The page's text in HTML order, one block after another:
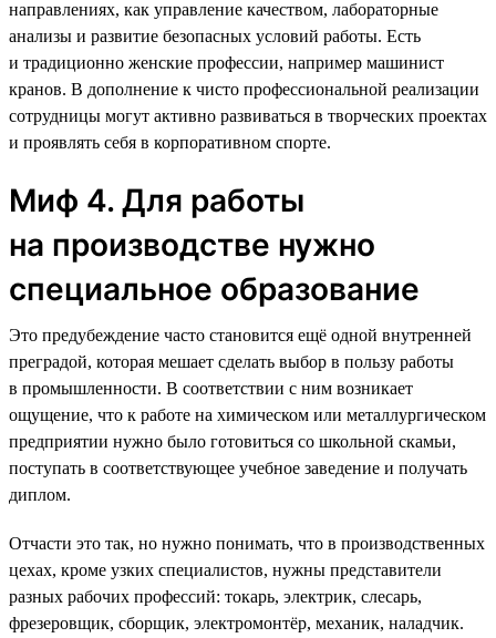
направлениях, как управление качеством, лабораторные
анализы и развитие безопасных условий работы. Есть
и традиционно женские профессии, например машинист
кранов. В дополнение к чисто профессиональной реализации
сотрудницы могут активно развиваться в творческих проектах
и проявлять себя в корпоративном спорте.
Миф 4. Для работы
на производстве нужно
специальное образование
Это предубеждение часто становится ещё одной внутренней
преградой, которая мешает сделать выбор в пользу работы
в промышленности. В соответствии с ним возникает
ощущение, что к работе на химическом или металлургическом
предприятии нужно было готовиться со школьной скамьи,
поступать в соответствующее учебное заведение и получать
диплом.
Отчасти это так, но нужно понимать, что в производственных
цехах, кроме узких специалистов, нужны представители
разных рабочих профессий: токарь, электрик, слесарь,
фрезеровщик, сборщик, электромонтёр, механик, наладчик.